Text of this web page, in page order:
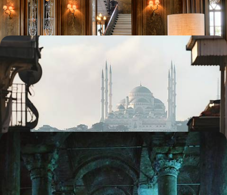
4 jours, de CHF 1900 à CHF 2600
Quelques jours à Istanbul - Un hiver cosy sur le
Bosphore
À Istanbul, l'hiver est une fête : y prendre part depuis un bel hôtel et l’un
des quartiers historiques les plus attachants du Bosphore
4 jours, de CHF 1900 à CHF 2500
La Cappadoce et Istanbul - Des églises
troglodytiques à la mosquée Bleue
En une semaine, se familiariser avec deux profils de la Turquie, à la
croisée des continents, des époques et des cultures